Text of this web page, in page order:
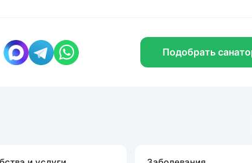
Спа-услуги
Радоновое отделение
Подобрать